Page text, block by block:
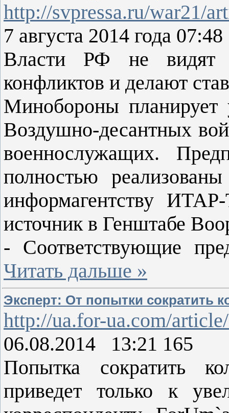
http://svpressa.ru/war21/
7 августа 2014 года
Власти РФ не видят
конфликтов и делают
Минобороны планирует
Воздушно-десантных
военнослужащих.
полностью
информагентству
источник в Генштабе
- Соответствующие
Читать дальше »
Эксперт: От попытки сократить
http://ua.for-ua.com/
06.08.2014 13:21 165
Попытка сократить
приведет только к